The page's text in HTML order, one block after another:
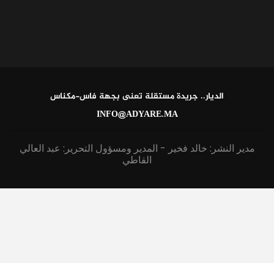
الديار.. جريدة مستقلة تعنى بجهة فاس-مكناس
INFO@ADYARE.MA
مدير النشر: خالد فخير - المدير ومسؤول التحرير: عبد العالي
القاطي